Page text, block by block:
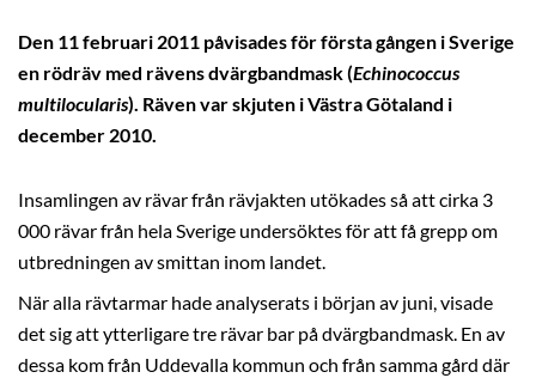
Den 11 februari 2011 påvisades för första gången i Sverige
en rödräv med rävens dvärgbandmask (Echinococcus
multilocularis). Räven var skjuten i Västra Götaland i
december 2010.
Insamlingen av rävar från rävjakten utökades så att cirka 3
000 rävar från hela Sverige undersöktes för att få grepp om
utbredningen av smittan inom landet.
När alla rävtarmar hade analyserats i början av juni, visade
det sig att ytterligare tre rävar bar på dvärgbandmask. En av
dessa kom från Uddevalla kommun och från samma gård där